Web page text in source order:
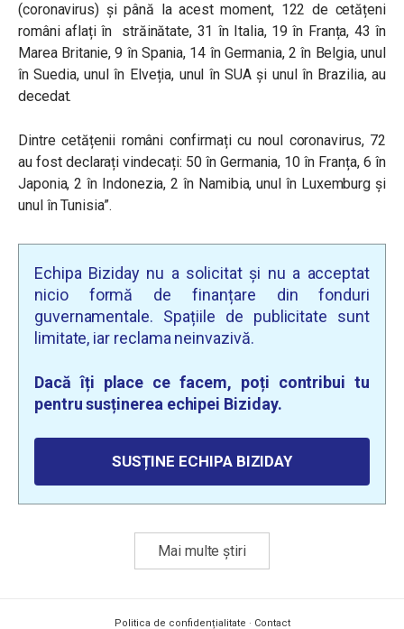
(coronavirus) și până la acest moment, 122 de cetățeni
români aflați în străinătate, 31 în Italia, 19 în Franța, 43 în
Marea Britanie, 9 în Spania, 14 în Germania, 2 în Belgia, unul
în Suedia, unul în Elveția, unul în SUA și unul în Brazilia, au
decedat.
Dintre cetățenii români confirmați cu noul coronavirus, 72
au fost declarați vindecați: 50 în Germania, 10 în Franța, 6 în
Japonia, 2 în Indonezia, 2 în Namibia, unul în Luxemburg și
unul în Tunisia”.
Echipa Biziday nu a solicitat și nu a acceptat
nicio formă de finanțare din fonduri
guvernamentale. Spațiile de publicitate sunt
limitate, iar reclama neinvazivă.
Dacă îți place ce facem, poți contribui tu
pentru susținerea echipei Biziday.
SUSȚINE ECHIPA BIZIDAY
Mai multe știri
Politica de confidențialitate · Contact